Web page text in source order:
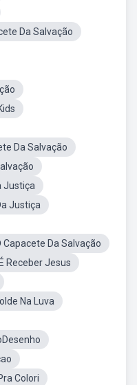
Da Salvação
Da Salvação
Justiça
Justiça
Da Salvação
Receber Jesus
Na Luva
Colori